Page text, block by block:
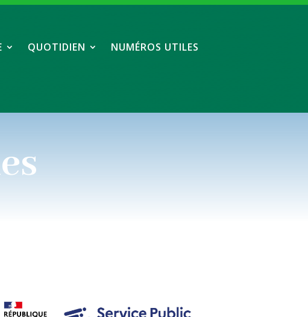
QUOTIDIEN NUMÉROS UTILES